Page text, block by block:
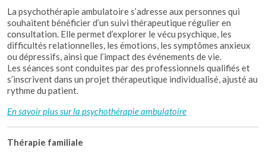
La psychothérapie ambulatoire s’adresse aux personnes qui
souhaitent bénéficier d’un suivi thérapeutique régulier en
consultation. Elle permet d’explorer le vécu psychique, les
difficultés relationnelles, les émotions, les symptômes anxieux
ou dépressifs, ainsi que l’impact des événements de vie.
Les séances sont conduites par des professionnels qualifiés et
s’inscrivent dans un projet thérapeutique individualisé, ajusté au
rythme du patient.
En savoir plus sur la psychothérapie ambulatoire
Thérapie familiale